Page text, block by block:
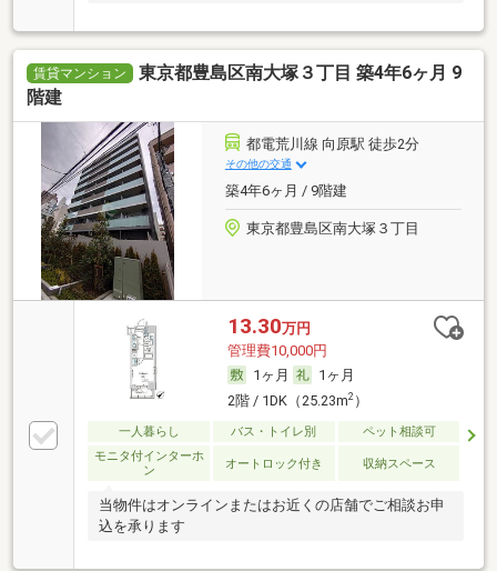
賃貸マンション
東京都豊島区南大塚３丁目 築4年6ヶ月 9
階建
都電荒川線 向原駅 徒歩2分
その他の交通
築4年6ヶ月 / 9階建
東京都豊島区南大塚３丁目
13.30万円
管理費10,000円
1ヶ月
1ヶ月
2階 / 1DK（25.23m2）
一人暮らし バス・トイレ別
ペット相談可
モニタ付インターホ
ン
オートロック付き 収納スペース
当物件はオンラインまたはお近くの店舗でご相談お申
込を承ります